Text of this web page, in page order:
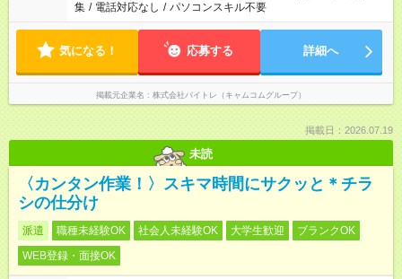
集 / 電話対応なし / パソコンスキル不要
気になる！ 応募する 詳細へ
掲載元企業名 株式会社バイトレ（キャムコムグループ）
掲載日：2026.07.19
未読
〈カンタン作業！〉スキマ時間にサクッと＊チラ
シの仕分け
派遣 職種未経験OK 社会人未経験OK 大学生歓迎
ブランクOK
WEB登録・面接OK